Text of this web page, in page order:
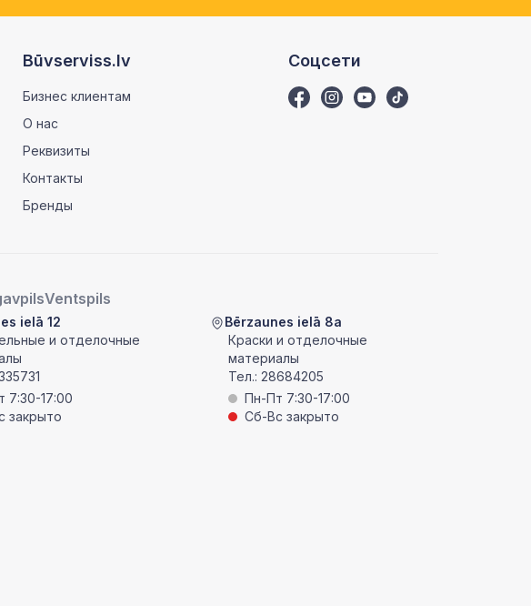
Būvserviss.lv
Бизнес клиентам
О нас
Реквизиты
Контакты
Бренды
Соцсети
Ventspils
ielā 12
и отделочные
7:30-17:00
закрыто
Bērzaunes ielā 8a
Краски и отделочные
материалы
Тел.: 28684205
Пн-Пт 7:30-17:00
Сб-Вс закрыто